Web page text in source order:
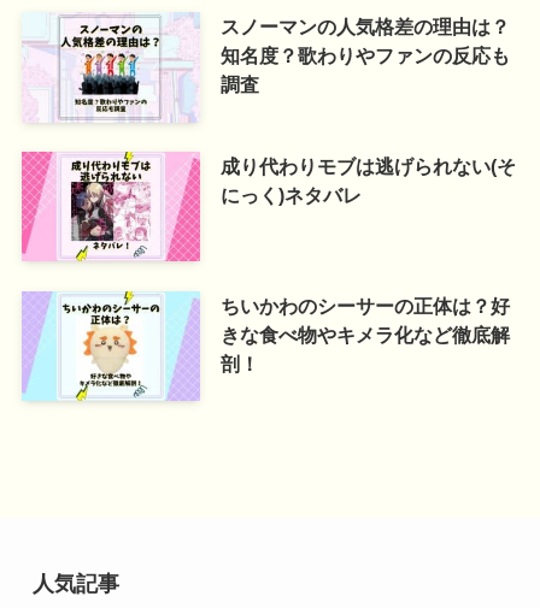
スノーマンの人気格差の理由は？
知名度？歌わりやファンの反応も
調査
成り代わりモブは逃げられない(そ
にっく)ネタバレ
ちいかわのシーサーの正体は？好
きな食べ物やキメラ化など徹底解
剖！
人気記事